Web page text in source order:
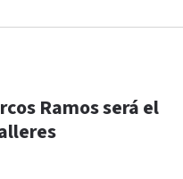
Ramos será el